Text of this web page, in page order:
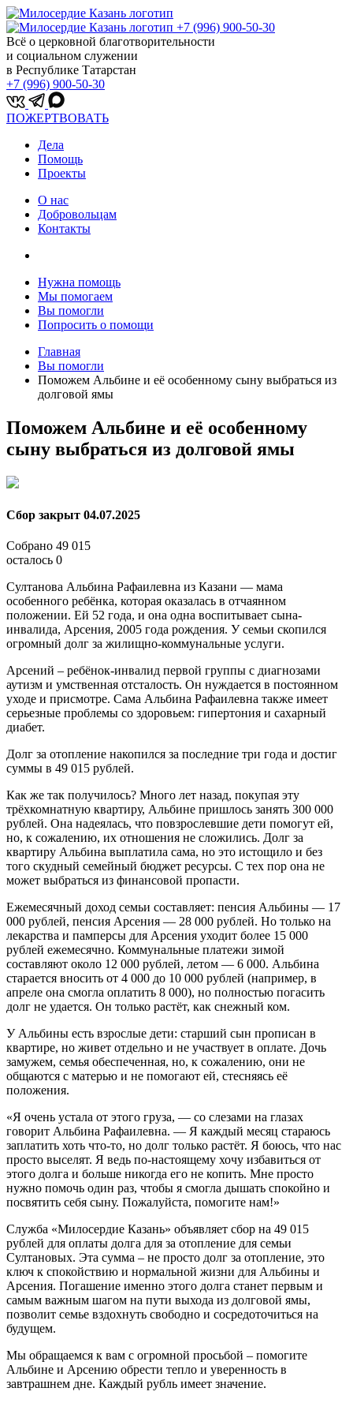
+7 (996) 900-50-30
Всё о церковной благотворительности
и социальном служении
в Республике Татарстан
+7 (996) 900-50-30
ПОЖЕРТВОВАТЬ
Дела
Помощь
Проекты
О нас
Добровольцам
Контакты
Нужна помощь
Мы помогаем
Вы помогли
Попросить о помощи
Главная
Вы помогли
Поможем Альбине и её особенному сыну выбраться из
долговой ямы
Поможем Альбине и её особенному
сыну выбраться из долговой ямы
Сбор закрыт 04.07.2025
Собрано 49 015
осталось 0
Султанова Альбина Рафаилевна из Казани — мама
особенного ребёнка, которая оказалась в отчаянном
положении. Ей 52 года, и она одна воспитывает сына-
инвалида, Арсения, 2005 года рождения. У семьи скопился
огромный долг за жилищно-коммунальные услуги.
Арсений – ребёнок-инвалид первой группы с диагнозами
аутизм и умственная отсталость. Он нуждается в постоянном
уходе и присмотре. Сама Альбина Рафаилевна также имеет
серьезные проблемы со здоровьем: гипертония и сахарный
диабет.
Долг за отопление накопился за последние три года и достиг
суммы в 49 015 рублей.
Как же так получилось? Много лет назад, покупая эту
трёхкомнатную квартиру, Альбине пришлось занять 300 000
рублей. Она надеялась, что повзрослевшие дети помогут ей,
но, к сожалению, их отношения не сложились. Долг за
квартиру Альбина выплатила сама, но это истощило и без
того скудный семейный бюджет ресурсы. С тех пор она не
может выбраться из финансовой пропасти.
Ежемесячный доход семьи составляет: пенсия Альбины — 17
000 рублей, пенсия Арсения — 28 000 рублей. Но только на
лекарства и памперсы для Арсения уходит более 15 000
рублей ежемесячно. Коммунальные платежи зимой
составляют около 12 000 рублей, летом — 6 000. Альбина
старается вносить от 4 000 до 10 000 рублей (например, в
апреле она смогла оплатить 8 000), но полностью погасить
долг не удается. Он только растёт, как снежный ком.
У Альбины есть взрослые дети: старший сын прописан в
квартире, но живет отдельно и не участвует в оплате. Дочь
замужем, семья обеспеченная, но, к сожалению, они не
общаются с матерью и не помогают ей, стесняясь её
положения.
«Я очень устала от этого груза, — со слезами на глазах
говорит Альбина Рафаилевна. — Я каждый месяц стараюсь
заплатить хоть что-то, но долг только растёт. Я боюсь, что нас
просто выселят. Я ведь по-настоящему хочу избавиться от
этого долга и больше никогда его не копить. Мне просто
нужно помочь один раз, чтобы я смогла дышать спокойно и
посвятить себя сыну. Пожалуйста, помогите нам!»
Служба «Милосердие Казань» объявляет сбор на 49 015
рублей для оплаты долга для за отопление для семьи
Султановых. Эта сумма – не просто долг за отопление, это
ключ к спокойствию и нормальной жизни для Альбины и
Арсения. Погашение именно этого долга станет первым и
самым важным шагом на пути выхода из долговой ямы,
позволит семье вздохнуть свободно и сосредоточиться на
будущем.
Мы обращаемся к вам с огромной просьбой – помогите
Альбине и Арсению обрести тепло и уверенность в
завтрашнем дне. Каждый рубль имеет значение.